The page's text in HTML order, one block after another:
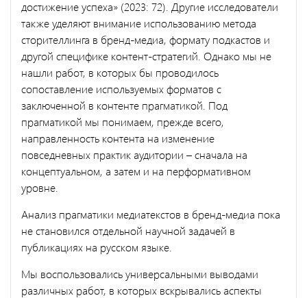
достижение успеха» (2023: 72). Другие исследователи
также уделяют внимание использованию метода
сторителлинга в бренд-медиа, формату подкастов и
другой специфике контент-стратегий. Однако мы не
нашли работ, в которых бы проводилось
сопоставление используемых форматов с
заключенной в контенте прагматикой. Под
прагматикой мы понимаем, прежде всего,
направленность контента на изменение
повседневных практик аудитории – сначала на
концептуальном, а затем и на перформативном
уровне.
Анализ прагматики медиатекстов в бренд-медиа пока
не становился отдельной научной задачей в
публикациях на русском языке.
Мы воспользовались универсальными выводами
различных работ, в которых вскрывались аспекты